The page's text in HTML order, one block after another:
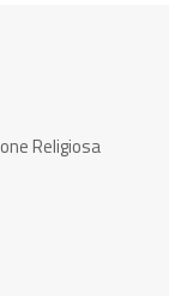
Religiosa